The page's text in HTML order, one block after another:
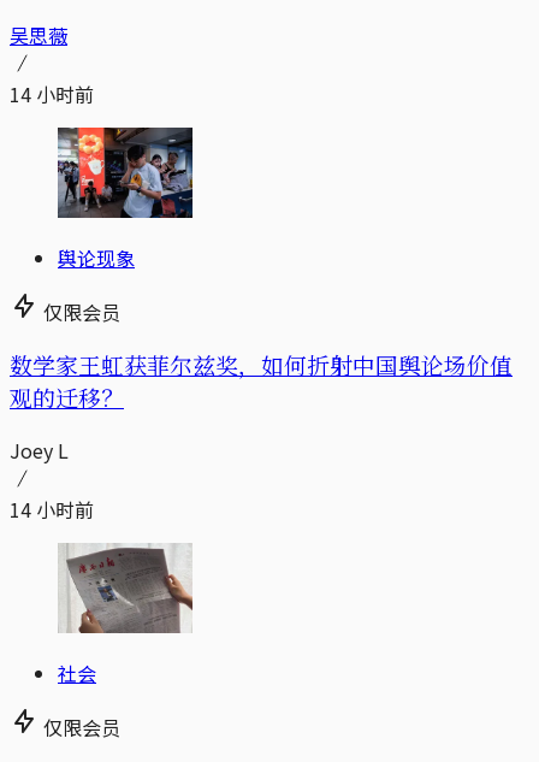
吴思薇
14 小时前
舆论现象
仅限会员
数学家王虹获菲尔兹奖，如何折射中国舆论场价值
观的迁移？
Joey L
14 小时前
社会
仅限会员